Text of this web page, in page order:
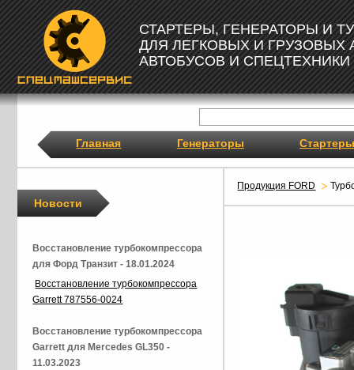
СТАРТЕРЫ, ГЕНЕРАТОРЫ И
ДЛЯ ЛЕГКОВЫХ И ГРУЗОВЫХ
АВТОБУСОВ И СПЕЦТЕХНИКИ
Главная Генераторы Стартеры
Продукция FORD
Новости
Восстановление турбокомпрессора
для Форд Транзит - 18.01.2024
Восстановление турбокомпрессора
Garrett 787556-0024
Восстановление турбокомпрессора
Garrett для Mercedes GL350 -
11.03.2023